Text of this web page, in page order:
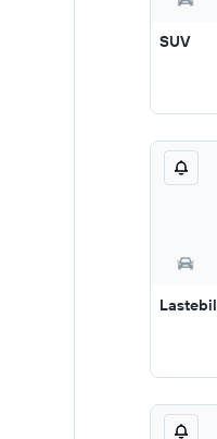
SUV
Lastebil